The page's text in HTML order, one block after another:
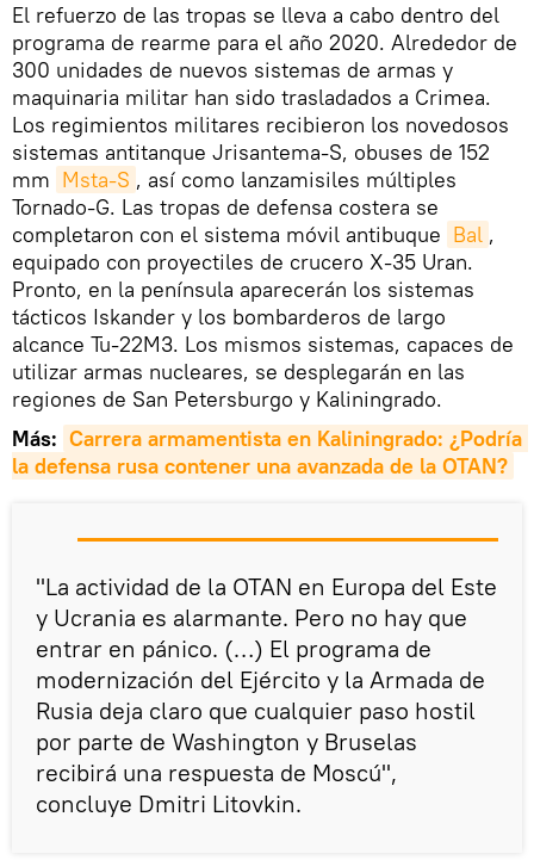
El refuerzo de las tropas se lleva a cabo dentro del
programa de rearme para el año 2020. Alrededor de
300 unidades de nuevos sistemas de armas y
maquinaria militar han sido trasladados a Crimea.
Los regimientos militares recibieron los novedosos
sistemas antitanque Jrisantema-S, obuses de 152
mm Msta-S , así como lanzamisiles múltiples
Tornado-G. Las tropas de defensa costera se
completaron con el sistema móvil antibuque Bal ,
equipado con proyectiles de crucero X-35 Uran.
Pronto, en la península aparecerán los sistemas
tácticos Iskander y los bombarderos de largo
alcance Tu-22M3. Los mismos sistemas, capaces de
utilizar armas nucleares, se desplegarán en las
regiones de San Petersburgo y Kaliningrado.
Más: Carrera armamentista en Kaliningrado: ¿Podría
la defensa rusa contener una avanzada de la OTAN?
"La actividad de la OTAN en Europa del Este
y Ucrania es alarmante. Pero no hay que
entrar en pánico. (…) El programa de
modernización del Ejército y la Armada de
Rusia deja claro que cualquier paso hostil
por parte de Washington y Bruselas
recibirá una respuesta de Moscú",
concluye Dmitri Litovkin.